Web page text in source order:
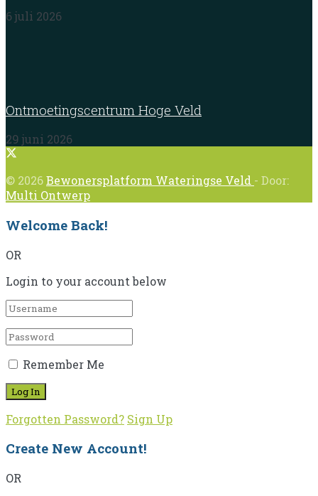
6 juli 2026
Ontmoetingscentrum Hoge Veld
29 juni 2026
© 2026Bewonersplatform Wateringse Veld - Door:
Multi Ontwerp
Welcome Back!
OR
Login to your account below
Remember Me
Forgotten Password? Sign Up
Create New Account!
OR